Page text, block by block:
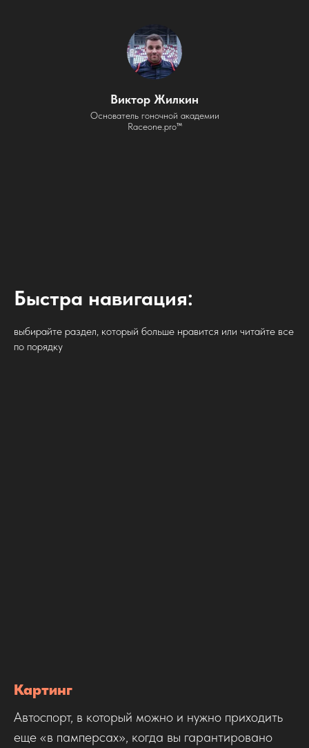
Виктор Жилкин
Основатель гоночной академии
Raceone.pro™
Быстра навигация:
выбирайте раздел, который больше нравится или читайте все
по порядку
Картинг
Автоспорт, в который можно и нужно приходить
еще «в памперсах», когда вы гарантировано